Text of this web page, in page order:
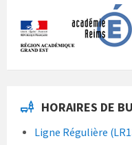
HORAIRES DE
Ligne Régulière